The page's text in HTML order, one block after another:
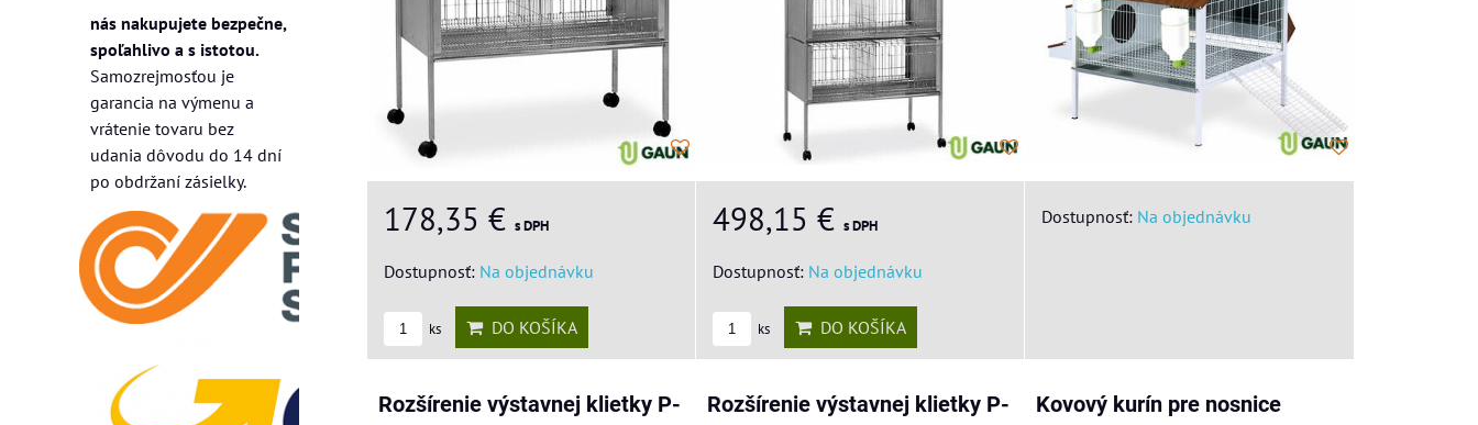
178,35 € s DPH
Dostupnosť: Na objednávku
ks DO KOŠÍKA
498,15 € s DPH
Dostupnosť: Na objednávku
ks DO KOŠÍKA
Dostupnosť: Na objednávku
Rozšírenie výstavnej klietky P-
Rozšírenie výstavnej klietky P-
Kovový kurín pre nosnice
nás nakupujete bezpečne,
spoľahlivo a s istotou.
Samozrejmosťou je
garancia na výmenu a
vrátenie tovaru bez
udania dôvodu do 14 dní
po obdržaní zásielky.